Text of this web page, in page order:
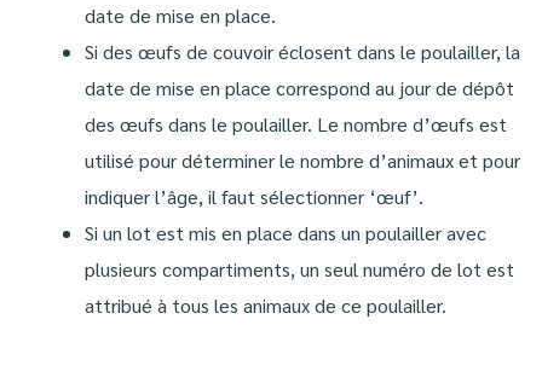
date de mise en place.
Si des œufs de couvoir éclosent dans le poulailler, la
date de mise en place correspond au jour de dépôt
des œufs dans le poulailler. Le nombre d’œufs est
utilisé pour déterminer le nombre d’animaux et pour
indiquer l’âge, il faut sélectionner ‘œuf’.
Si un lot est mis en place dans un poulailler avec
plusieurs compartiments, un seul numéro de lot est
attribué à tous les animaux de ce poulailler.